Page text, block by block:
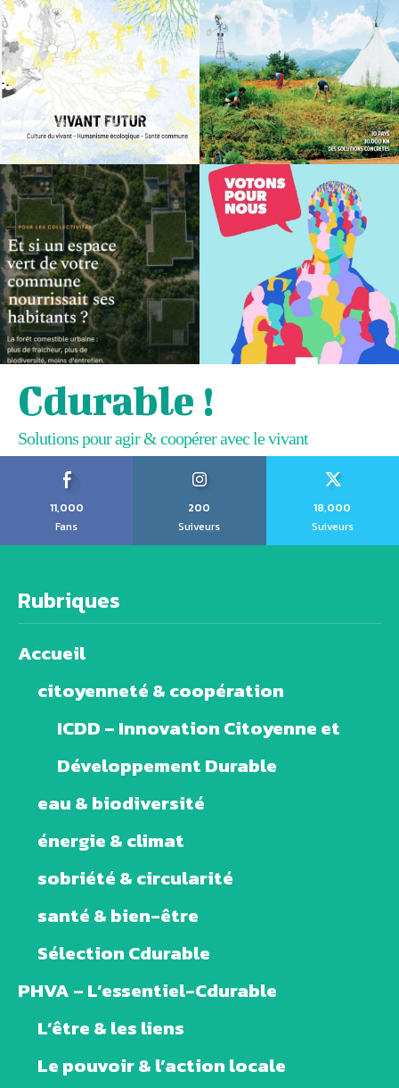
Cdurable !
Solutions pour agir & coopérer avec le vivant
11,000
Fans
200
Suiveurs
18,000
Suiveurs
Rubriques
Accueil
citoyenneté & coopération
ICDD – Innovation Citoyenne et
Développement Durable
eau & biodiversité
énergie & climat
sobriété & circularité
santé & bien-être
Sélection Cdurable
PHVA – L’essentiel-Cdurable
L’être & les liens
Le pouvoir & l’action locale